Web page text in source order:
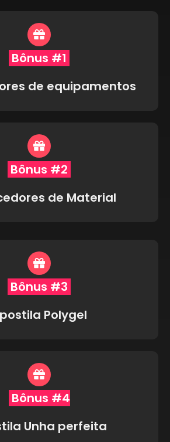
Bônus #1
de equipamentos
Bônus #2
de Material
Bônus #3
Polygel
Bônus #4
Unha perfeita